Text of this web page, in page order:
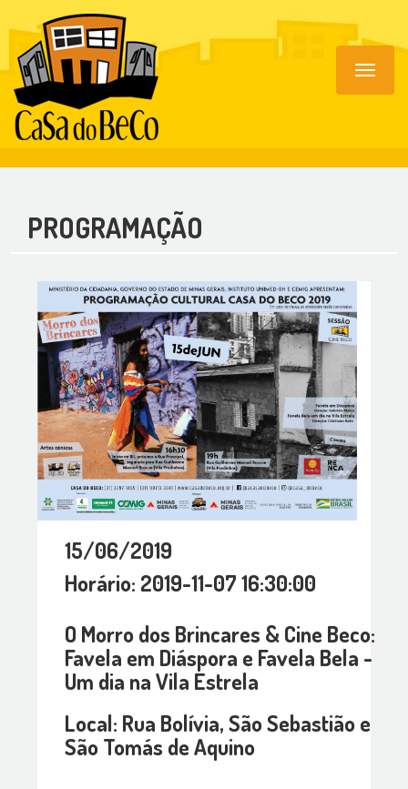
Toggle
PROGRAMAÇÃO
15/06/2019
Horário: 2019-11-07 16:30:00
O Morro dos Brincares & Cine Beco:
Favela em Diáspora e Favela Bela -
Um dia na Vila Estrela
Local: Rua Bolívia, São Sebastião e
São Tomás de Aquino